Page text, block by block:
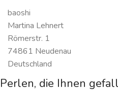
baoshi
Martina Lehnert
Römerstr. 1
74861 Neudenau
Deutschland
Perlen, die Ihnen